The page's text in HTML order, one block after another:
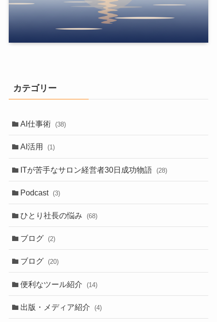
カテゴリー
AI仕事術 (38)
AI活用 (1)
ITが苦手なサロン経営者30日成功物語 (28)
Podcast (3)
ひとり社長の悩み (68)
ブログ (2)
ブログ (20)
便利なツール紹介 (14)
出版・メディア紹介 (4)